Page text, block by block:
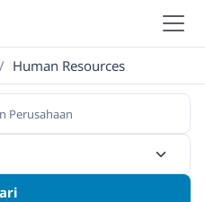
/ Human Resources